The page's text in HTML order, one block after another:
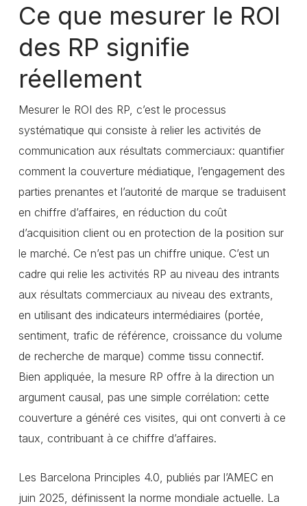
Ce que mesurer le ROI
des RP signifie
réellement
Mesurer le ROI des RP, c’est le processus
systématique qui consiste à relier les activités de
communication aux résultats commerciaux: quantifier
comment la couverture médiatique, l’engagement des
parties prenantes et l’autorité de marque se traduisent
en chiffre d’affaires, en réduction du coût
d’acquisition client ou en protection de la position sur
le marché. Ce n’est pas un chiffre unique. C’est un
cadre qui relie les activités RP au niveau des intrants
aux résultats commerciaux au niveau des extrants,
en utilisant des indicateurs intermédiaires (portée,
sentiment, trafic de référence, croissance du volume
de recherche de marque) comme tissu connectif.
Bien appliquée, la mesure RP offre à la direction un
argument causal, pas une simple corrélation: cette
couverture a généré ces visites, qui ont converti à ce
taux, contribuant à ce chiffre d’affaires.
Les Barcelona Principles 4.0, publiés par l’AMEC en
juin 2025, définissent la norme mondiale actuelle. La